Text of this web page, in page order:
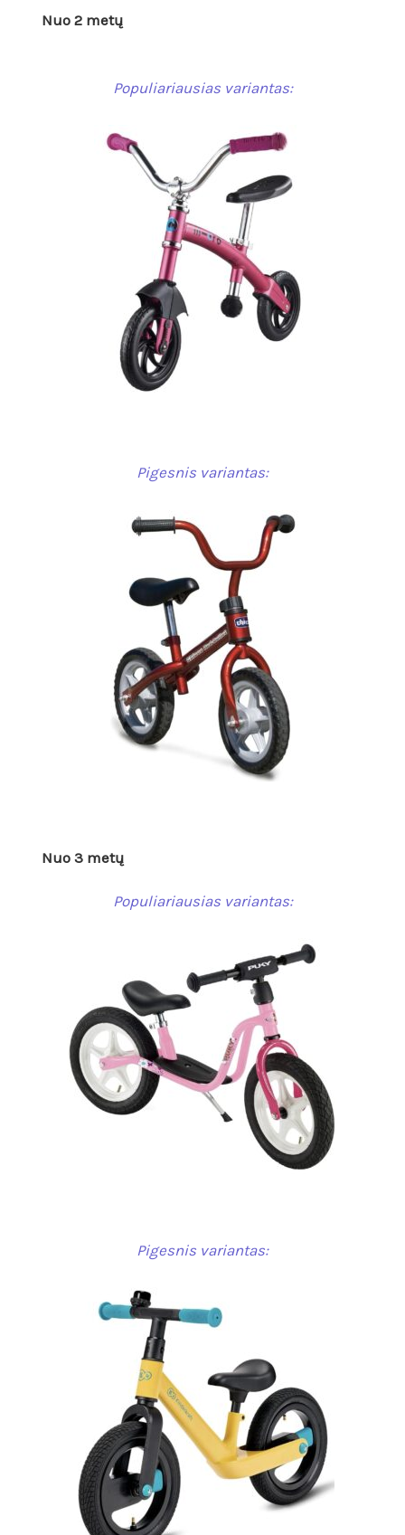
Nuo 2 metų
Populiariausias variantas:
Pigesnis variantas:
Nuo 3 metų
Populiariausias variantas:
Pigesnis variantas: